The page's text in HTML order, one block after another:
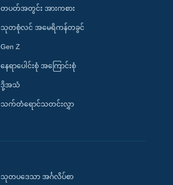
တပတ်အတွင်း အားကစား
သုတစုံလင် အမေရိကန်တခွင်
Gen Z
နေရာပေါင်းစုံ အကြောင်းစုံ
ဒို့အသံ
သက်တံရောင်သတင်းလွှာ
သုတပဒေသာ အင်္ဂလိပ်စာ